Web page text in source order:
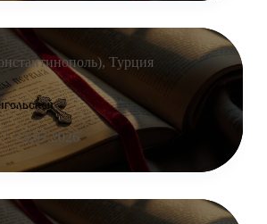
, Турция
13.07.2026